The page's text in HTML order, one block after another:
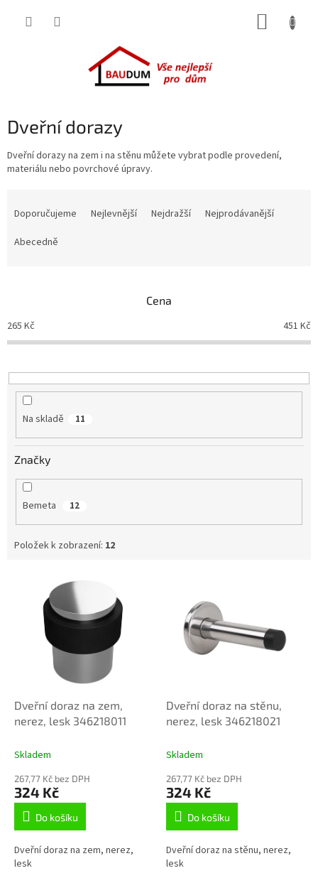
Dveřní dorazy
Dveřní dorazy na zem i na stěnu můžete vybrat podle provedení,
materiálu nebo povrchové úpravy.
o
d
k
t
Doporučujeme Nejlevnější Nejdražší
Nejprodávanější
Abecedně
Cena
265 Kč 451 Kč
Na skladě 11
Značky
Bemeta 12
Položek k zobrazení: 12
Dveřní doraz na zem,
nerez, lesk 346218011
Skladem
267,77 Kč bez DPH
324 Kč
Do košíku
Dveřní doraz na zem, nerez,
lesk
Dveřní doraz na stěnu,
nerez, lesk 346218021
Skladem
267,77 Kč bez DPH
324 Kč
Do košíku
Dveřní doraz na stěnu, nerez,
lesk